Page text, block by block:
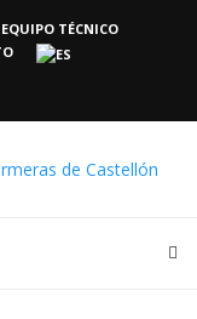
EQUIPO TÉCNICO